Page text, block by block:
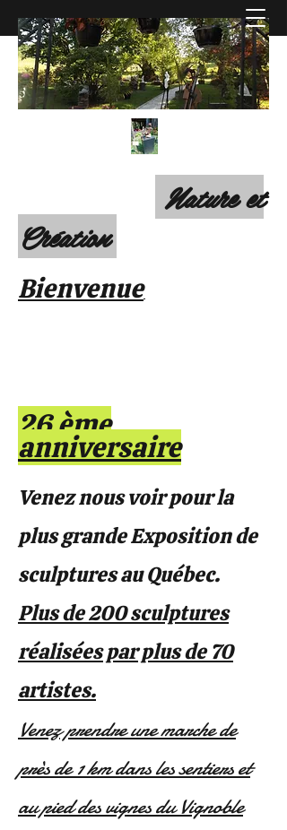
Nature et
Création
Bienvenue
26 ème
anniversaire
Venez nous voir pour la
plus grande Exposition de
sculptures au Québec.
Plus de 200 sculptures
réalisées par plus de 70
artistes.
Venez prendre une marche de
près de 1 km dans les sentiers et
au pied des vignes du Vignoble